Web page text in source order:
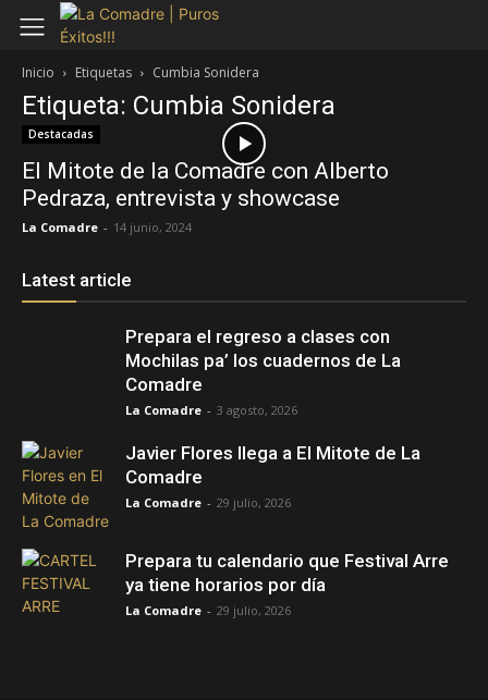
Inicio Etiquetas Cumbia Sonidera
Etiqueta: Cumbia Sonidera
Destacadas
El Mitote de la Comadre con Alberto
Pedraza, entrevista y showcase
La Comadre - 14 junio, 2024
Latest article
Prepara el regreso a clases con
Mochilas pa’ los cuadernos de La
Comadre
La Comadre - 3 agosto, 2026
Javier Flores llega a El Mitote de La
Comadre
La Comadre - 29 julio, 2026
Prepara tu calendario que Festival Arre
ya tiene horarios por día
La Comadre - 29 julio, 2026